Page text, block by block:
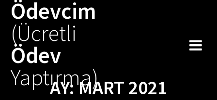
Ödevcim
(Ücretli
Ödev
Yaptırma)
AY:MART 2021